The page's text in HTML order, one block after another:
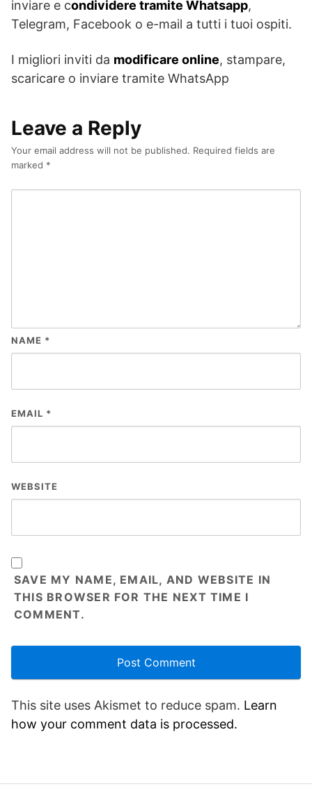
inviare e condividere tramite Whatsapp,
Telegram, Facebook o e-mail a tutti i tuoi ospiti.
I migliori inviti da modificare online, stampare,
scaricare o inviare tramite WhatsApp
Leave a Reply
Your email address will not be published. Required fields are
marked *
NAME *
EMAIL *
WEBSITE
SAVE MY NAME, EMAIL, AND WEBSITE IN
THIS BROWSER FOR THE NEXT TIME I
COMMENT.
This site uses Akismet to reduce spam. Learn
how your comment data is processed.